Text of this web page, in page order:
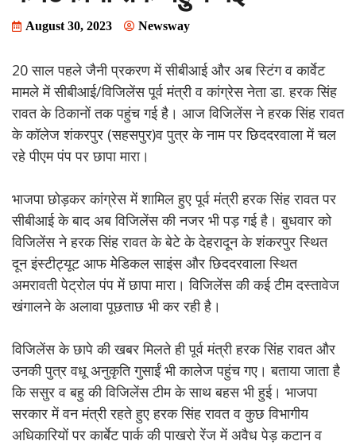
August 30, 2023 Newsway
20 साल पहले जैनी प्रकरण में सीबीआई और अब स्टिंग व कार्वेट
मामले में सीबीआई/विजिलेंस पूर्व मंत्री व कांग्रेस नेता डा. हरक सिंह
रावत के ठिकानों तक पहुंच गई है। आज विजिलेंस ने हरक सिंह रावत
के कॉलेज शंकरपुर (सहसपुर)व पुत्र के नाम पर छिददरवाला में चल
रहे पीएम पंप पर छापा मारा।
भाजपा छोड़कर कांग्रेस में शामिल हुए पूर्व मंत्री हरक सिंह रावत पर
सीबीआई के बाद अब विजिलेंस की नजर भी पड़ गई है। बुधवार को
विजिलेंस ने हरक सिंह रावत के बेटे के देहरादून के शंकरपुर स्थित
दून इंस्टीट्यूट आफ मेेडिकल साइंस और छिददरवाला स्थित
अमरावती पेट्रोल पंप में छापा मारा। विजिलेंस की कई टीम दस्तावेज
खंगालने के अलावा पूछताछ भी कर रही है।
विजिलेंस के छापे की खबर मिलते ही पूर्व मंत्री हरक सिंह रावत और
उनकी पुत्र वधू अनुकृति गुसाईं भी कालेज पहुंच गए। बताया जाता है
कि ससुर व बहु की विजिलेंस टीम के साथ बहस भी हुई। भाजपा
सरकार में वन मंत्री रहते हुए हरक सिंह रावत व कुछ विभागीय
अधिकारियों पर कार्बेट पार्क की पाखरो रेंज में अवैध पेड़ कटान व